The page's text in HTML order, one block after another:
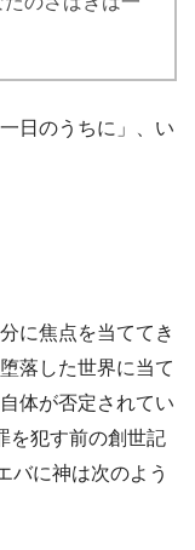
日のうちに」、い
に焦点を当ててき
落した世界に当て
体が否定されてい
を犯す前の創世記
バに神は次のよう